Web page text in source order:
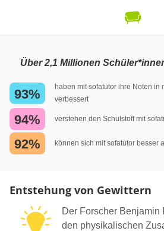
Über 2,1 Millionen
93%
haben mit sofatutor ihre Noten in
verbessert
94% verstehen den Schulstoff mit
92% können sich mit sofatutor besser
Entstehung von Gewittern
Der Forscher Benjamin
den physikalischen